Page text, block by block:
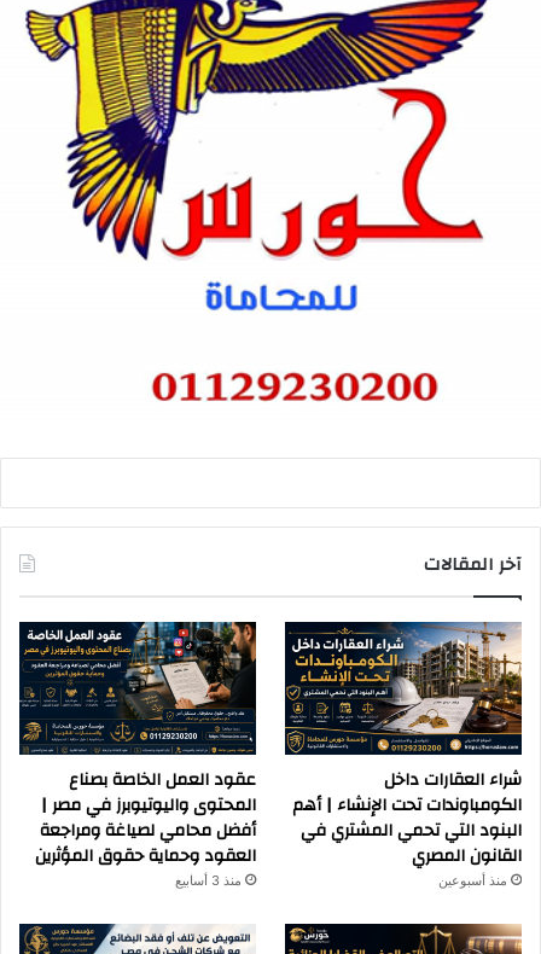
آخر المقالات
شراء العقارات داخل
الكومباوندات تحت الإنشاء | أهم
البنود التي تحمي المشتري في
القانون المصري
منذ أسبوعين
عقود العمل الخاصة بصناع
المحتوى واليوتيوبرز في مصر |
أفضل محامي لصياغة ومراجعة
العقود وحماية حقوق المؤثرين
منذ 3 أسابيع